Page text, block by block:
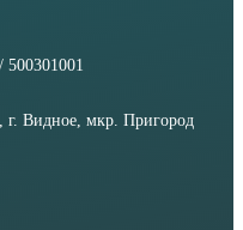
Видное, мкр. Пригород